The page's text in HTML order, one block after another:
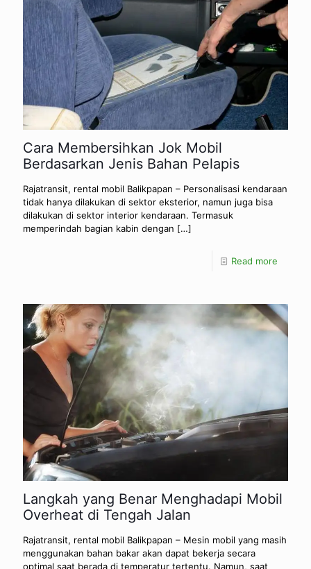
Cara Membersihkan Jok Mobil
Berdasarkan Jenis Bahan Pelapis
Rajatransit, rental mobil Balikpapan – Personalisasi kendaraan
tidak hanya dilakukan di sektor eksterior, namun juga bisa
dilakukan di sektor interior kendaraan. Termasuk
memperindah bagian kabin dengan […]
Read more
Langkah yang Benar Menghadapi Mobil
Overheat di Tengah Jalan
Rajatransit, rental mobil Balikpapan – Mesin mobil yang masih
menggunakan bahan bakar akan dapat bekerja secara
optimal saat berada di temperatur tertentu. Namun, saat